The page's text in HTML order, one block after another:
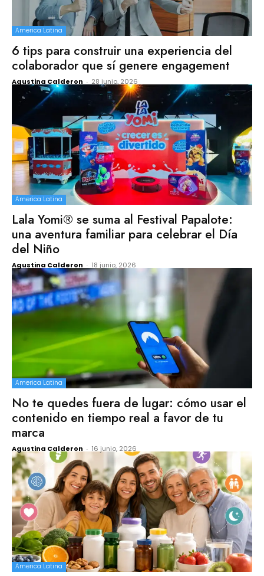
America Latina
6 tips para construir una experiencia del
colaborador que sí genere engagement
Agustina Calderon - 28 junio, 2026
America Latina
Lala Yomi® se suma al Festival Papalote:
una aventura familiar para celebrar el Día
del Niño
Agustina Calderon - 18 junio, 2026
America Latina
No te quedes fuera de lugar: cómo usar el
contenido en tiempo real a favor de tu
marca
Agustina Calderon - 16 junio, 2026
America Latina